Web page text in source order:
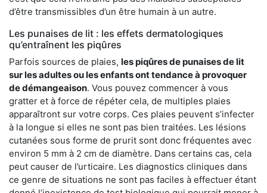
d’être transmissibles d’un être humain à un autre.
Les punaises de lit : les effets dermatologiques
qu’entraînent les piqûres
Parfois sources de plaies, les piqûres de punaises de lit
sur les adultes ou les enfants ont tendance à provoquer
de démangeaison. Vous pouvez commencer à vous
gratter et à force de répéter cela, de multiples plaies
apparaîtront sur votre corps. Ces plaies peuvent s’infecter
à la longue si elles ne sont pas bien traitées. Les lésions
cutanées sous forme de prurit sont donc fréquentes avec
environ 5 mm à 2 cm de diamètre. Dans certains cas, cela
peut causer de l’urticaire. Les diagnostics cliniques dans
ce genre de situations ne sont pas faciles à effectuer étant